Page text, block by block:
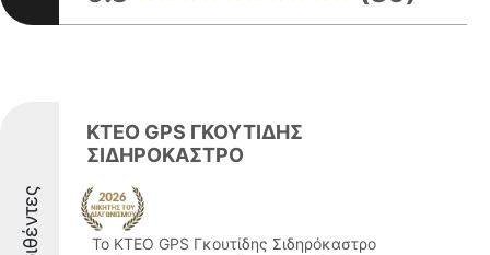
ΚΤΕΟ GPS ΓΚΟΥΤΙΔΗΣ
ΣΙΔΗΡΟΚΑΣΤΡΟ
Το ΚΤΕΟ GPS Γκουτίδης Σιδηρόκαστρο